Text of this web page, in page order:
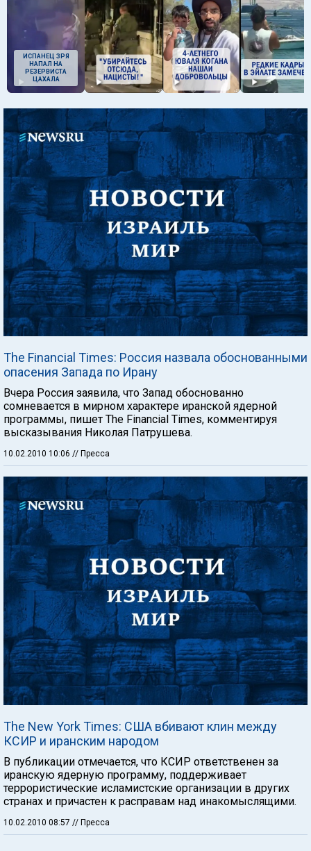
ИСПАНЕЦ ЗРЯ
НАПАЛ НА
РЕЗЕРВИСТА
ЦАХАЛА
The Financial Times: Россия назвала обоснованными
опасения Запада по Ирану
Вчера Россия заявила, что Запад обоснованно
сомневается в мирном характере иранской ядерной
программы, пишет The Financial Times, комментируя
высказывания Николая Патрушева.
10.02.2010 10:06 // Пресса
The New York Times: США вбивают клин между
КСИР и иранским народом
В публикации отмечается, что КСИР ответственен за
иранскую ядерную программу, поддерживает
террористические исламистские организации в других
странах и причастен к расправам над инакомыслящими.
10.02.2010 08:57 // Пресса